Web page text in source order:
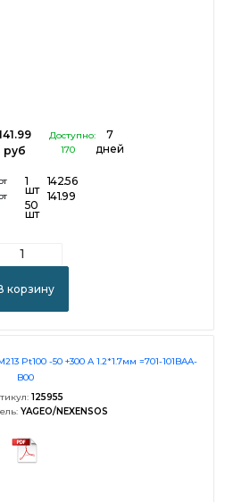
руб
Доступно:
170
7
дней
1
шт
50
шт
142.56
141.99
корзину
Pt100 -50 +300 A 1.2*1.7мм =701-101BAA-
B00
125955
YAGEO/NEXENSOS